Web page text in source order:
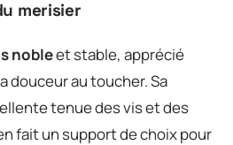
merisier
nobleet stable, apprécié
douceur au toucher. Sa
tenue des vis et des
fait un support de choix pour